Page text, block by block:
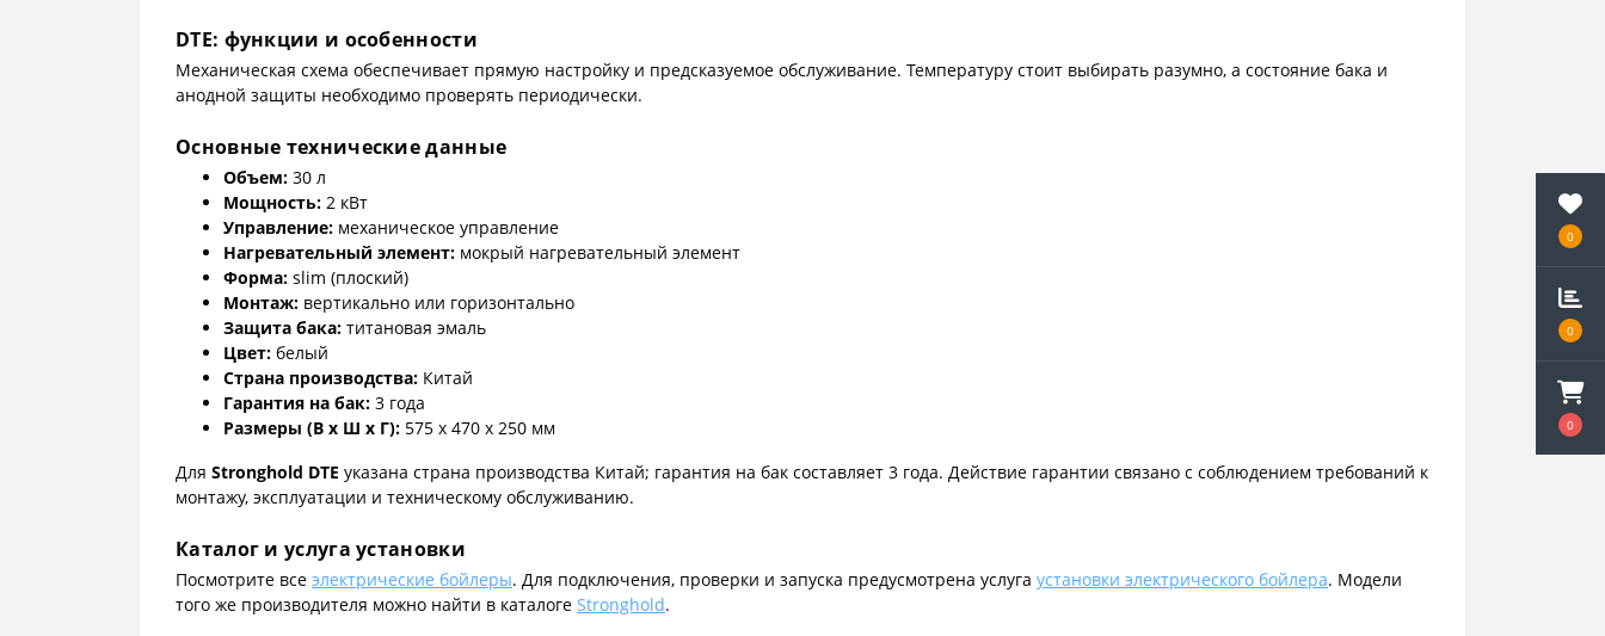
0
0
0
DTE: функции и особенности
Механическая схема обеспечивает прямую настройку и предсказуемое обслуживание. Температуру стоит выбирать разумно, а состояние бака и
анодной защиты необходимо проверять периодически.
Основные технические данные
Объем: 30 л
Мощность: 2 кВт
Управление: механическое управление
Нагревательный элемент: мокрый нагревательный элемент
Форма: slim (плоский)
Монтаж: вертикально или горизонтально
Защита бака: титановая эмаль
Цвет: белый
Страна производства: Китай
Гарантия на бак: 3 года
Размеры (В x Ш x Г): 575 x 470 x 250 мм
Для Stronghold DTE указана страна производства Китай; гарантия на бак составляет 3 года. Действие гарантии связано с соблюдением требований к
монтажу, эксплуатации и техническому обслуживанию.
Каталог и услуга установки
Посмотрите все электрические бойлеры. Для подключения, проверки и запуска предусмотрена услуга установки электрического бойлера. Модели
того же производителя можно найти в каталоге Stronghold.